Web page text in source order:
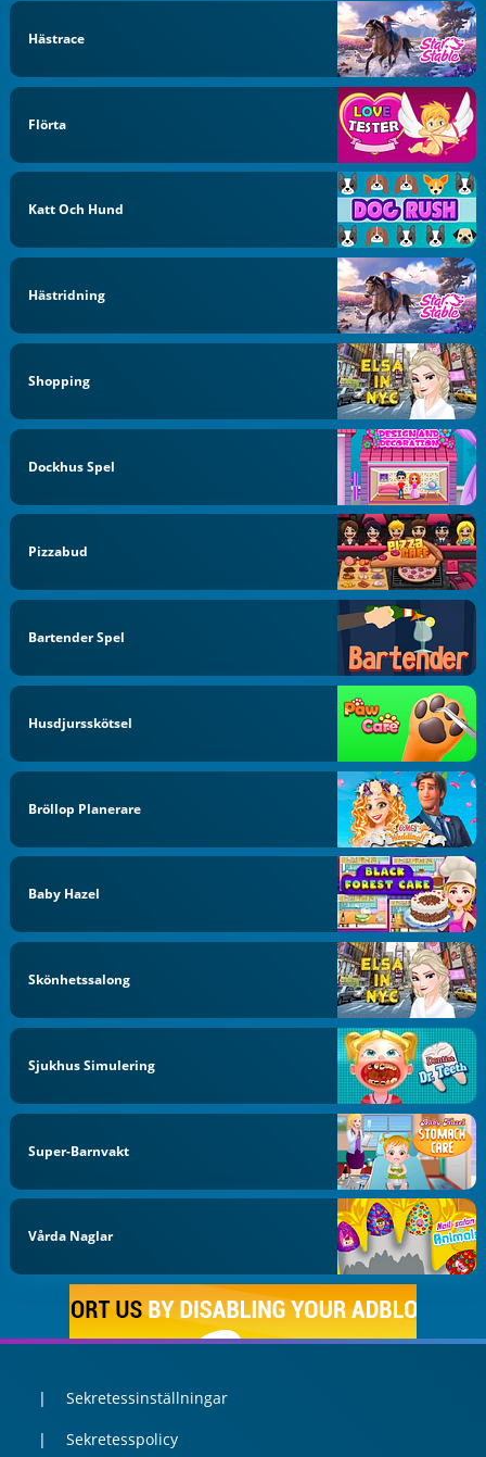
Hästrace
Flörta
Katt Och Hund
Hästridning
Shopping
Dockhus Spel
Pizzabud
Bartender Spel
Husdjursskötsel
Bröllop Planerare
Baby Hazel
Skönhetssalong
Sjukhus Simulering
Super-Barnvakt
Vårda Naglar
Sekretessinställningar
Sekretesspolicy